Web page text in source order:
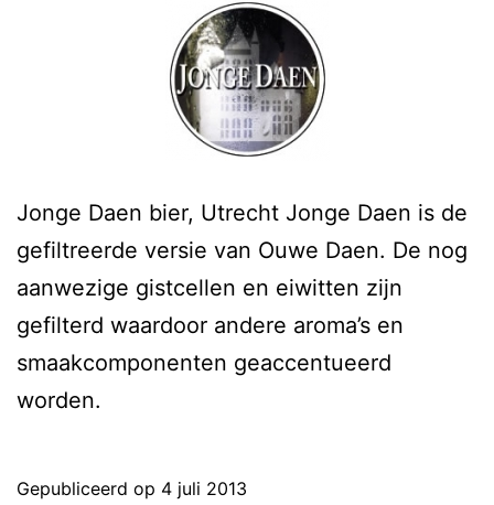
Jonge Daen bier, Utrecht Jonge Daen is de
gefiltreerde versie van Ouwe Daen. De nog
aanwezige gistcellen en eiwitten zijn
gefilterd waardoor andere aroma’s en
smaakcomponenten geaccentueerd
worden.
Gepubliceerd op 4 juli 2013